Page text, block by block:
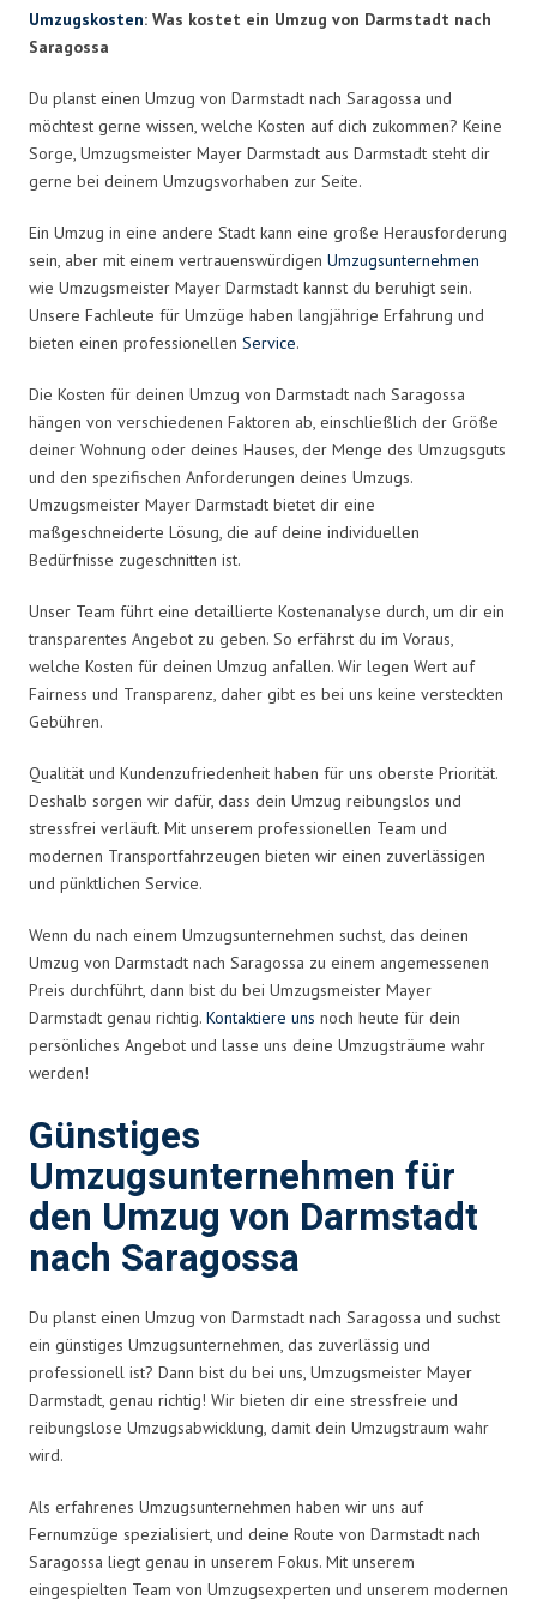
Umzugskosten: Was kostet ein Umzug von Darmstadt nach
Saragossa
Du planst einen Umzug von Darmstadt nach Saragossa und
möchtest gerne wissen, welche Kosten auf dich zukommen? Keine
Sorge, Umzugsmeister Mayer Darmstadt aus Darmstadt steht dir
gerne bei deinem Umzugsvorhaben zur Seite.
Ein Umzug in eine andere Stadt kann eine große Herausforderung
sein, aber mit einem vertrauenswürdigen Umzugsunternehmen
wie Umzugsmeister Mayer Darmstadt kannst du beruhigt sein.
Unsere Fachleute für Umzüge haben langjährige Erfahrung und
bieten einen professionellen Service.
Die Kosten für deinen Umzug von Darmstadt nach Saragossa
hängen von verschiedenen Faktoren ab, einschließlich der Größe
deiner Wohnung oder deines Hauses, der Menge des Umzugsguts
und den spezifischen Anforderungen deines Umzugs.
Umzugsmeister Mayer Darmstadt bietet dir eine
maßgeschneiderte Lösung, die auf deine individuellen
Bedürfnisse zugeschnitten ist.
Unser Team führt eine detaillierte Kostenanalyse durch, um dir ein
transparentes Angebot zu geben. So erfährst du im Voraus,
welche Kosten für deinen Umzug anfallen. Wir legen Wert auf
Fairness und Transparenz, daher gibt es bei uns keine versteckten
Gebühren.
Qualität und Kundenzufriedenheit haben für uns oberste Priorität.
Deshalb sorgen wir dafür, dass dein Umzug reibungslos und
stressfrei verläuft. Mit unserem professionellen Team und
modernen Transportfahrzeugen bieten wir einen zuverlässigen
und pünktlichen Service.
Wenn du nach einem Umzugsunternehmen suchst, das deinen
Umzug von Darmstadt nach Saragossa zu einem angemessenen
Preis durchführt, dann bist du bei Umzugsmeister Mayer
Darmstadt genau richtig. Kontaktiere uns noch heute für dein
persönliches Angebot und lasse uns deine Umzugsträume wahr
werden!
Günstiges
Umzugsunternehmen für
den Umzug von Darmstadt
nach Saragossa
Du planst einen Umzug von Darmstadt nach Saragossa und suchst
ein günstiges Umzugsunternehmen, das zuverlässig und
professionell ist? Dann bist du bei uns, Umzugsmeister Mayer
Darmstadt, genau richtig! Wir bieten dir eine stressfreie und
reibungslose Umzugsabwicklung, damit dein Umzugstraum wahr
wird.
Als erfahrenes Umzugsunternehmen haben wir uns auf
Fernumzüge spezialisiert, und deine Route von Darmstadt nach
Saragossa liegt genau in unserem Fokus. Mit unserem
eingespielten Team von Umzugsexperten und unserem modernen